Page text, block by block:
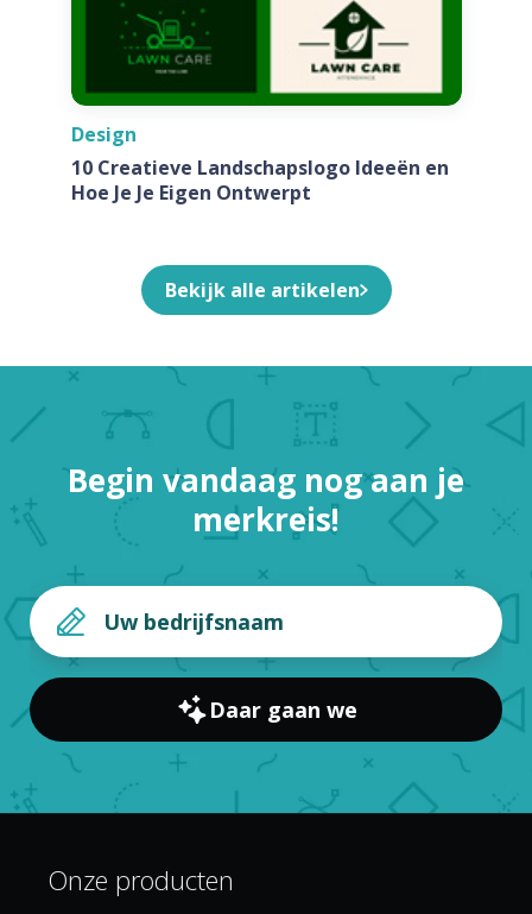
Design
10 Creatieve Landschapslogo Ideeën en
Hoe Je Je Eigen Ontwerpt
Bekijk alle artikelen
Begin vandaag nog aan je
merkreis!
Daar gaan we
Onze producten